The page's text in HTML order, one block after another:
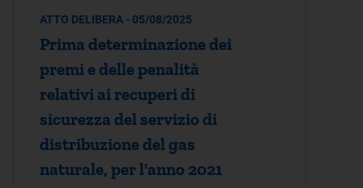
ATTO DELIBERA - 05/08/2025
Prima determinazione dei
premi e delle penalità
relativi ai recuperi di
sicurezza del servizio di
distribuzione del gas
naturale, per l'anno 2021